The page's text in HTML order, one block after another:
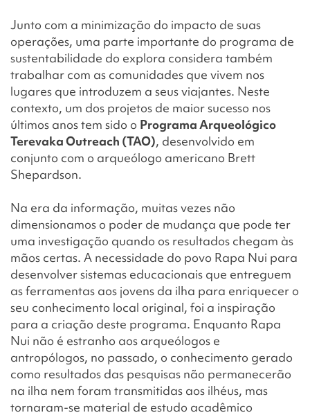
Junto com a minimização do impacto de suas
operações, uma parte importante do programa de
sustentabilidade do explora considera também
trabalhar com as comunidades que vivem nos
lugares que introduzem a seus viajantes. Neste
contexto, um dos projetos de maior sucesso nos
últimos anos tem sido o Programa Arqueológico
Terevaka Outreach (TAO), desenvolvido em
conjunto com o arqueólogo americano Brett
Shepardson.
Na era da informação, muitas vezes não
dimensionamos o poder de mudança que pode ter
uma investigação quando os resultados chegam às
mãos certas. A necessidade do povo Rapa Nui para
desenvolver sistemas educacionais que entreguem
as ferramentas aos jovens da ilha para enriquecer o
seu conhecimento local original, foi a inspiração
para a criação deste programa. Enquanto Rapa
Nui não é estranho aos arqueólogos e
antropólogos, no passado, o conhecimento gerado
como resultados das pesquisas não permanecerão
na ilha nem foram transmitidas aos ilhéus, mas
tornaram-se material de estudo acadêmico